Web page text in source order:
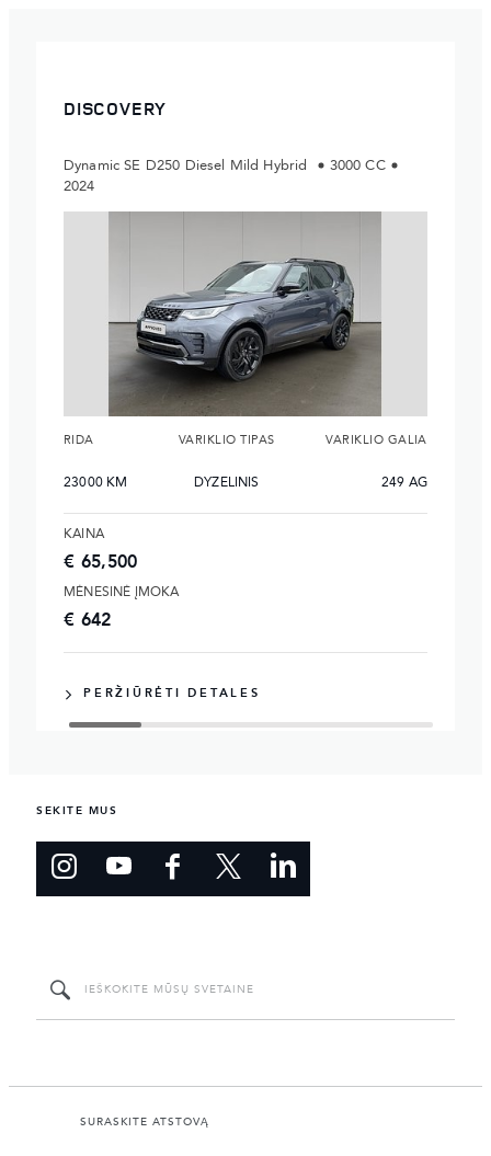
DISCOVERY
Dynamic SE D250 Diesel Mild Hybrid
3000 CC
2024
RIDA
23000 KM
VARIKLIO TIPAS
DYZELINIS
VARIKLIO GALIA
249 AG
KAINA
€ 65,500
MĖNESINĖ ĮMOKA
€ 642
PERŽIŪRĖTI DETALES
SEKITE MUS
SURASKITE ATSTOVĄ